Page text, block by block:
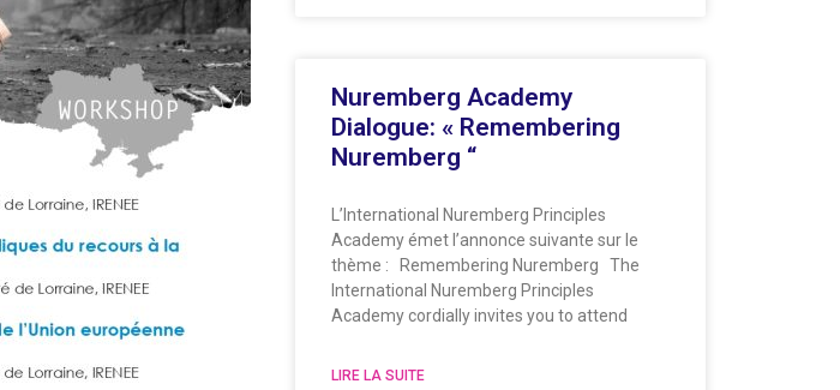
Nuremberg Academy
Dialogue: « Remembering
Nuremberg “
L’International Nuremberg Principles
Academy émet l’annonce suivante sur le
thème : Remembering Nuremberg The
International Nuremberg Principles
Academy cordially invites you to attend
LIRE LA SUITE